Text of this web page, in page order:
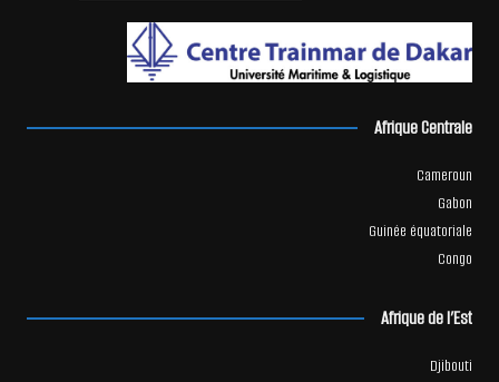
Afrique Centrale
Cameroun
Gabon
Guinée équatoriale
Congo
Afrique de l’Est
Djibouti